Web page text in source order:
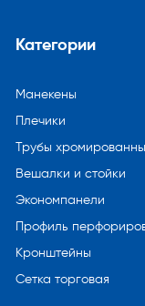
Категории
Манекены
Плечики
Трубы
Вешалки и стойки
Экономпанели
Профиль
Кронштейны
Сетка торговая